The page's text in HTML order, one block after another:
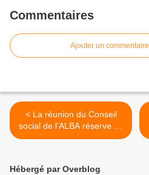
Commentaires
Ajouter un commentaire
< La réunion du Conseil
social de l’ALBA réserve un
rôle important à Cuba
Hébergé par Overblog